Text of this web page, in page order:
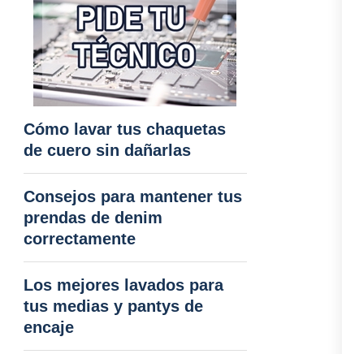
Cómo lavar tus chaquetas
de cuero sin dañarlas
Consejos para mantener tus
prendas de denim
correctamente
Los mejores lavados para
tus medias y pantys de
encaje